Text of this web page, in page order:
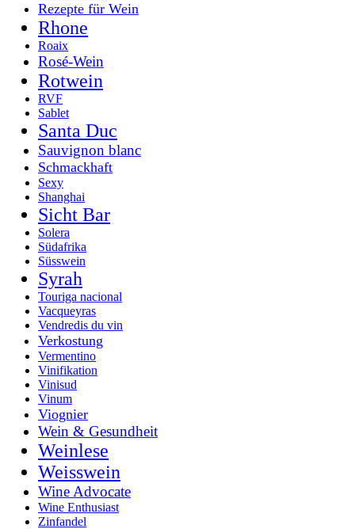
Rezepte für Wein
Rhone
Roaix
Rosé-Wein
Rotwein
RVF
Sablet
Santa Duc
Sauvignon blanc
Schmackhaft
Sexy
Shanghai
Sicht Bar
Solera
Südafrika
Süsswein
Syrah
Touriga nacional
Vacqueyras
Vendredis du vin
Verkostung
Vermentino
Vinifikation
Vinisud
Vinum
Viognier
Wein & Gesundheit
Weinlese
Weisswein
Wine Advocate
Wine Enthusiast
Zinfandel